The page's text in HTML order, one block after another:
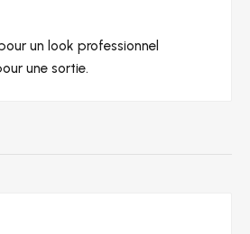
un look professionnel
une sortie.